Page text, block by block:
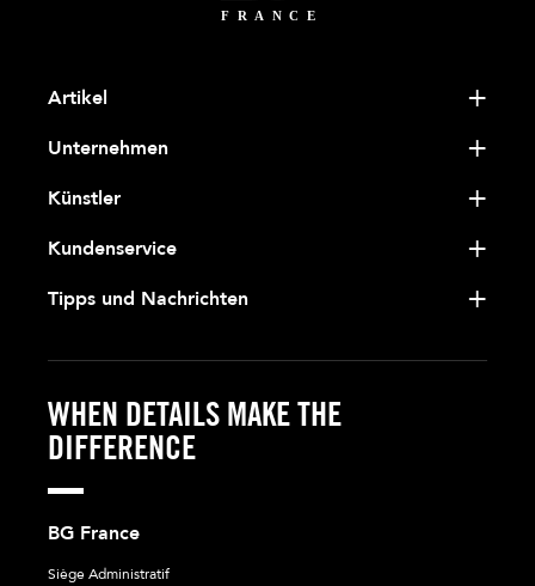
Artikel
Unternehmen
Künstler
Kundenservice
Tipps und Nachrichten
WHEN DETAILS MAKE THE
DIFFERENCE
BG France
Siège Administratif